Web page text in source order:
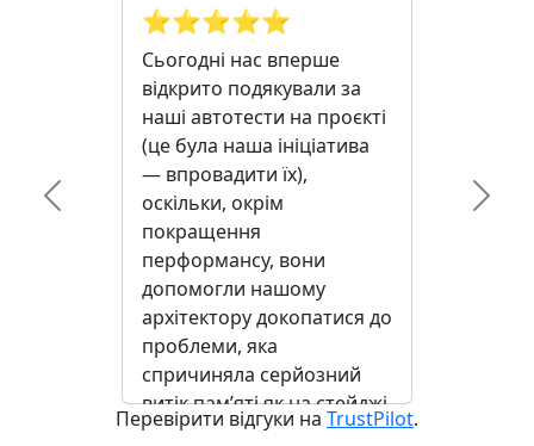
⭐️⭐️⭐️⭐️⭐️
Сьогодні нас вперше
відкрито подякували за
наші автотести на проєкті
(це була наша ініціатива
— впровадити їх),
оскільки, окрім
покращення
перформансу, вони
допомогли нашому
архітектору докопатися до
проблеми, яка
спричиняла серйозний
витік пам’яті як на стейджі,
так і на продакшені, що
Previous Next
Перевірити відгуки на TrustPilot.